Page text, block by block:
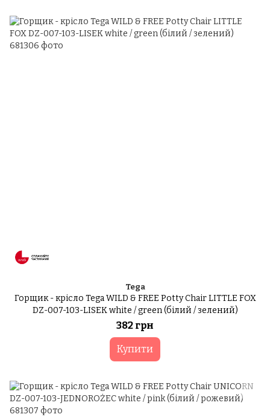
Tega
Горщик - крісло Tega WILD & FREE Potty Chair LITTLE FOX
DZ-007-103-LISEK white / green (білий / зелений)
382 грн
Купити